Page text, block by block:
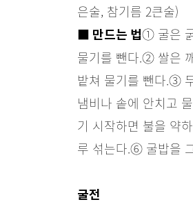
은술, 참기름 2큰술)
■ 만드는 법① 굴은
물기를 뺀다.② 쌀은
밭쳐 물기를 뺀다.③
냄비나 솥에 안치고
기 시작하면 불을 약
루 섞는다.⑥ 굴밥을
굴전